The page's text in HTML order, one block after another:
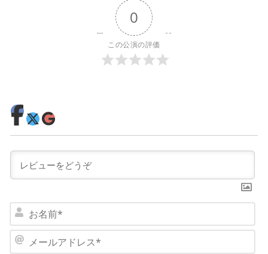
0
この公演の評価
名
ー